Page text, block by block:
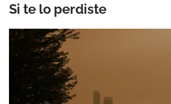
Si te lo perdiste